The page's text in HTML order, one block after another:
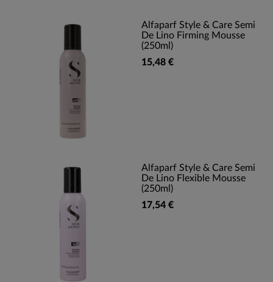
Alfaparf Style & Care Semi
De Lino Firming Mousse
(250ml)
15,48 €
Alfaparf Style & Care Semi
De Lino Flexible Mousse
(250ml)
17,54 €